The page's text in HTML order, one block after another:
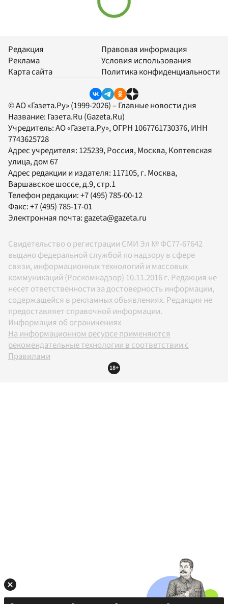
Редакция
Реклама
Карта сайта
Правовая информация
Условия использования
Политика конфиденциальности
© АО «Газета.Ру» (1999-2026) – Главные новости дня
Название: Газета.Ru (Gazeta.Ru)
Учредитель:АО «Газета.Ру», ОГРН 1067761730376, ИНН
7743625728
Адрес учредителя: 125239, Россия, Москва, Коптевская
улица, дом 67
Адрес редакции и издателя: 117105, г. Москва,
Варшавское шоссе, д.9, стр.1
Телефон редакции:+7 (495) 785-00-12
Факс:+7 (495) 785-17-01
Электронная почта:gazeta@gazeta.ru
Свидетельство о регистрации СМИ Эл № ФС77-67642
выдано федеральной службой по надзору в сфере
связи, информационных технологий и массовых
коммуникаций (Роскомнадзор) 10.11.2016 г. Редакция не
несет ответственности за достоверность информации,
содержащейся в рекламных объявлениях. Редакция не
предоставляет справочной информации.
Информация об ограничениях
На информационном ресурсе применяются
рекомендательные технологии в соответствии с
Правилами
18+